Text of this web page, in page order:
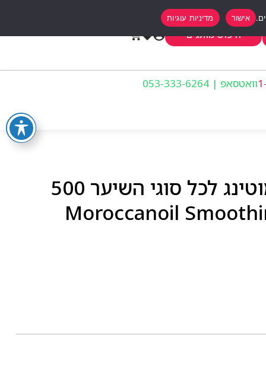
חיפוש מותגים
וואטסאפ | 053-333-6264
שמן מרוקאי מסכת סמוטינג לכל סוגי השיער 500
אישור מדיניות עוגיות